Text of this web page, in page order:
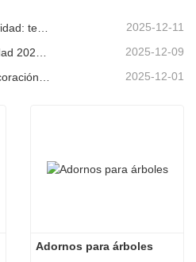
2025-12-11
2025-12-09
Tendencias mundiales en decoración navideña y por qué Christmas Queen sigue liderando el mercado 2025-12-01
Adornos para árboles